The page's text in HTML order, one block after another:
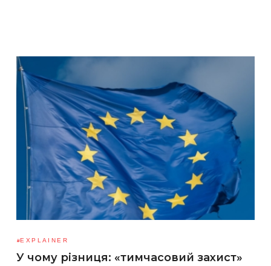
EXPLAINER
У чому різниця: «тимчасовий захист»